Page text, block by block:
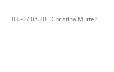
03.-07.08.20 Christina Mutter